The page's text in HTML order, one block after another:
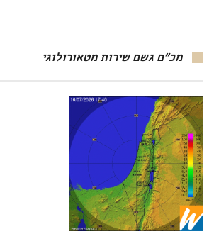
מכ"ם גשם שירות מטאורולוגי